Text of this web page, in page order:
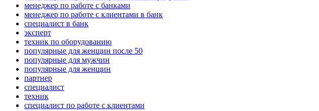
менеджер по работе с банками
менеджер по работе с клиентами в банк
специалист в банк
эксперт
техник по оборудованию
популярные для женщин после 50
популярные для мужчин
популярные для женщин
партнер
специалист
техник
специалист по работе с клиентами